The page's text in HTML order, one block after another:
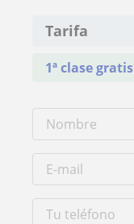
Tarifa
1ª clase gratis